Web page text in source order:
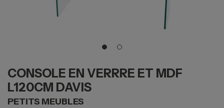
CONSOLE EN VERRRE ET MDF
L120CM DAVIS
PETITS MEUBLES